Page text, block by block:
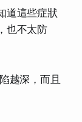
道這些症狀
也不太防
越深，而且